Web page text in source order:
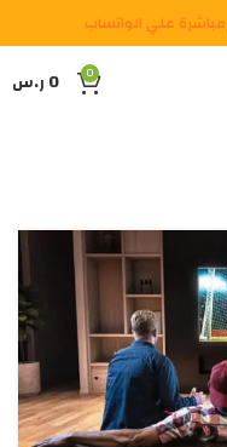
علي الواتساب
0
0 ر.س